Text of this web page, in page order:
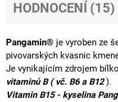
HODNOCENÍ (15)
Pangamin® je vyroben ze
pivovarských kvasnic
Je vynikajícím zdrojem
vitaminůB ( vč. B6 a B12).
Vitamin B15 - kyselina